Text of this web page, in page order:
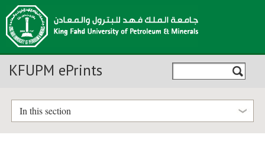
KFUPM ePrints
In this section